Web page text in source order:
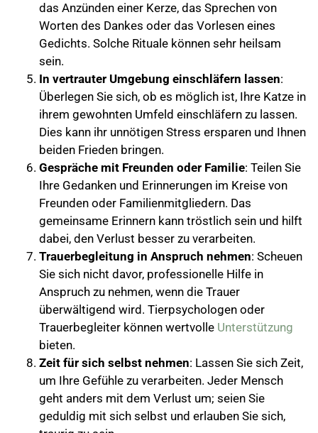
das Anzünden einer Kerze, das Sprechen von
Worten des Dankes oder das Vorlesen eines
Gedichts. Solche Rituale können sehr heilsam
sein.
In vertrauter Umgebung einschläfern lassen:
Überlegen Sie sich, ob es möglich ist, Ihre Katze in
ihrem gewohnten Umfeld einschläfern zu lassen.
Dies kann ihr unnötigen Stress ersparen und Ihnen
beiden Frieden bringen.
Gespräche mit Freunden oder Familie: Teilen Sie
Ihre Gedanken und Erinnerungen im Kreise von
Freunden oder Familienmitgliedern. Das
gemeinsame Erinnern kann tröstlich sein und hilft
dabei, den Verlust besser zu verarbeiten.
Trauerbegleitung in Anspruch nehmen: Scheuen
Sie sich nicht davor, professionelle Hilfe in
Anspruch zu nehmen, wenn die Trauer
überwältigend wird. Tierpsychologen oder
Trauerbegleiter können wertvolle Unterstützung
bieten.
Zeit für sich selbst nehmen: Lassen Sie sich Zeit,
um Ihre Gefühle zu verarbeiten. Jeder Mensch
geht anders mit dem Verlust um; seien Sie
geduldig mit sich selbst und erlauben Sie sich,